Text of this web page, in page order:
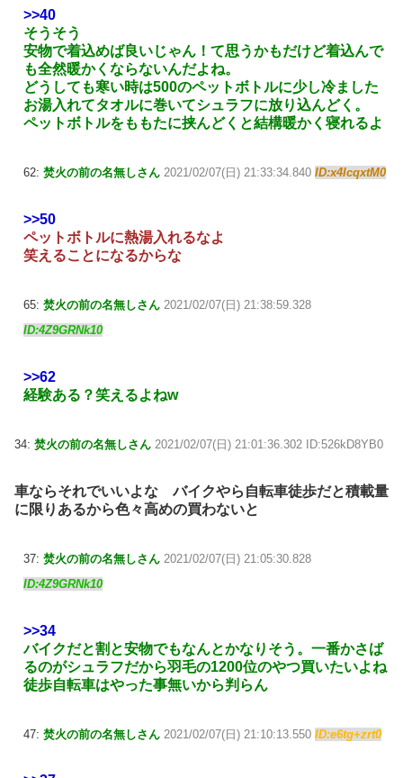
>>40
そうそう
安物で着込めば良いじゃん！て思うかもだけど着込んで
も全然暖かくならないんだよね。
どうしても寒い時は500のペットボトルに少し冷ました
お湯入れてタオルに巻いてシュラフに放り込んどく。
ペットボトルをももたに挟んどくと結構暖かく寝れるよ
62: 焚火の前の名無しさん 2021/02/07(日) 21:33:34.840 ID:x4IcqxtM0
>>50
ペットボトルに熱湯入れるなよ
笑えることになるからな
65: 焚火の前の名無しさん 2021/02/07(日) 21:38:59.328
ID:4Z9GRNk10
>>62
経験ある？笑えるよねw
34: 焚火の前の名無しさん 2021/02/07(日) 21:01:36.302 ID:526kD8YB0
車ならそれでいいよな バイクやら自転車徒歩だと積載量
に限りあるから色々高めの買わないと
37: 焚火の前の名無しさん 2021/02/07(日) 21:05:30.828
ID:4Z9GRNk10
>>34
バイクだと割と安物でもなんとかなりそう。一番かさば
るのがシュラフだから羽毛の1200位のやつ買いたいよね
徒歩自転車はやった事無いから判らん
47: 焚火の前の名無しさん 2021/02/07(日) 21:10:13.550 ID:e6tg+zrt0